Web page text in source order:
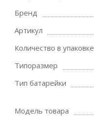
Бренд
Артикул
Количество в упаковке
Типоразмер
Тип батарейки
Модель товара